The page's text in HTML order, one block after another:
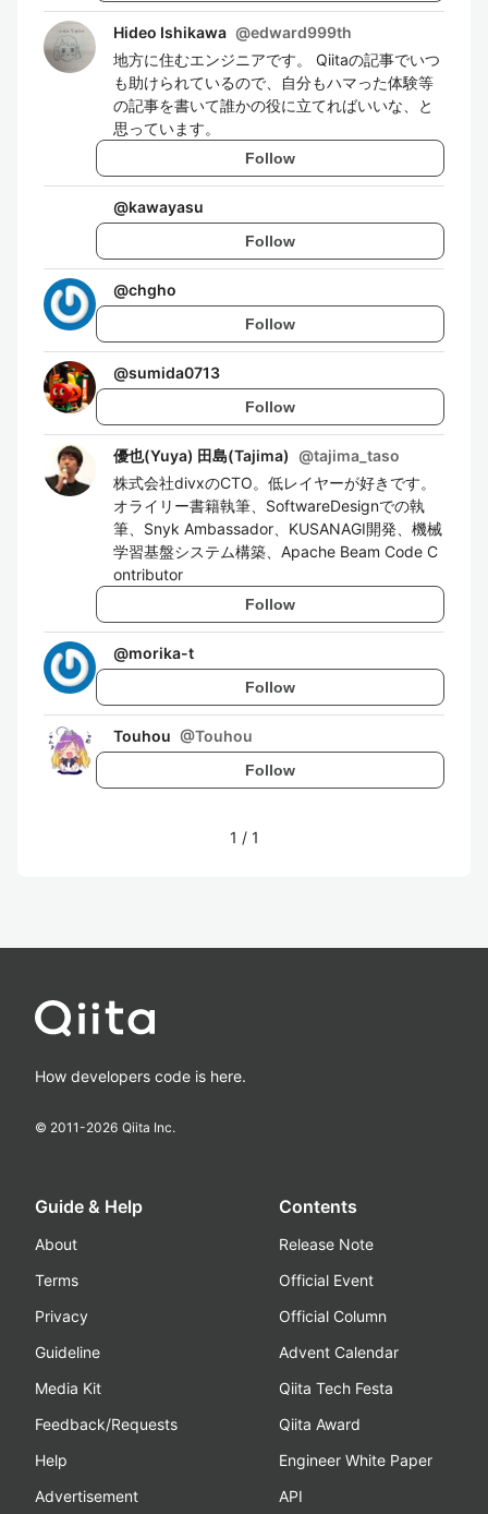
Hideo Ishikawa @edward999th
地方に住むエンジニアです。 Qiitaの記事でいつ
も助けられているので、自分もハマった体験等
の記事を書いて誰かの役に立てればいいな、と
思っています。
Follow
@kawayasu
Follow
@chgho
Follow
@sumida0713
Follow
優也(Yuya) 田島(Tajima) @tajima_taso
株式会社divxのCTO。低レイヤーが好きです。
オライリー書籍執筆、SoftwareDesignでの執
筆、Snyk Ambassador、KUSANAGI開発、機械
学習基盤システム構築、Apache Beam Code C
ontributor
Follow
@morika-t
Follow
Touhou @Touhou
Follow
1 / 1
How developers code is here.
© 2011-2026 Qiita Inc.
Guide & Help
About
Terms
Privacy
Guideline
Media Kit
Feedback/Requests
Help
Advertisement
Contents
Release Note
Official Event
Official Column
Advent Calendar
Qiita Tech Festa
Qiita Award
Engineer White Paper
API